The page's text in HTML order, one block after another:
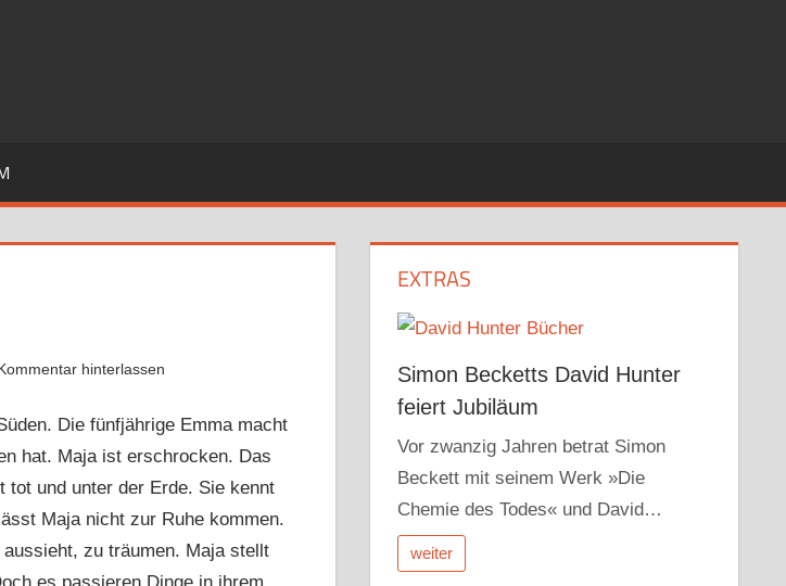
hinterlassen
Die fünfjährige Emma macht
hat. Maja ist erschrocken. Das
tot und unter der Erde. Sie kennt
Maja nicht zur Ruhe kommen.
zu träumen. Maja stellt
EXTRAS
Simon Becketts David Hunter
feiert Jubiläum
Vor zwanzig Jahren betrat Simon
Beckett mit seinem Werk »Die
Chemie des Todes« und David…
weiter